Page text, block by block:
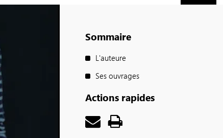
Sommaire
L'auteure
Ses ouvrages
Actions rapides